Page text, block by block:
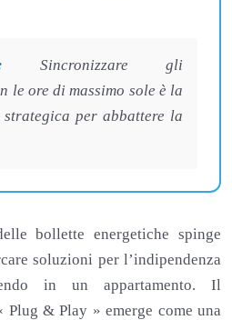
Sincronizzare gli
le ore di massimo sole è la
strategica per abbattere la
bollette energetiche spinge
soluzioni per l’indipendenza
in un appartamento. Il
& Play » emerge come una